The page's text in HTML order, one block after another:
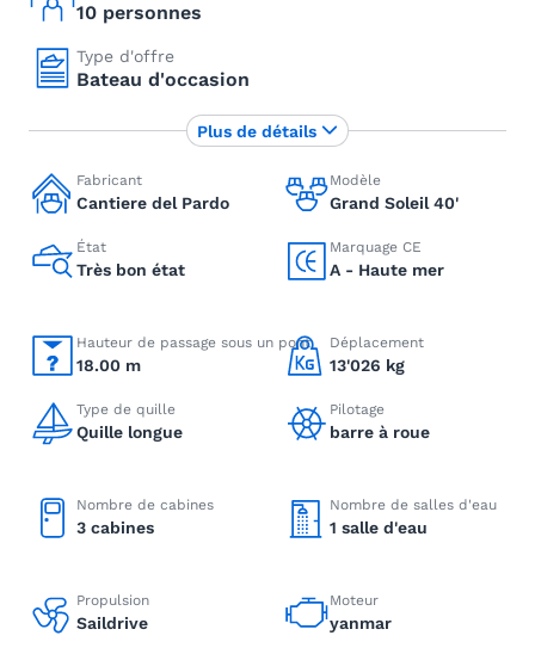
10 personnes
Type d'offre
Bateau d'occasion
Fabricant
Cantiere del Pardo
Modèle
Grand Soleil 40'
État
Très bon état
Marquage CE
A - Haute mer
Hauteur de passage sous un pont
18.00 m
Déplacement
13'026 kg
Type de quille
Quille longue
Pilotage
barre à roue
Nombre de cabines
3 cabines
Nombre de salles d'eau
1 salle d'eau
Propulsion
Saildrive
Moteur
yanmar
Plus de détails